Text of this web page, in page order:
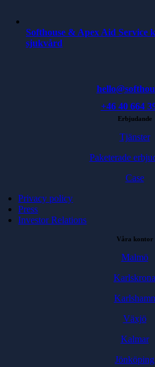
Softhouse & Apex Aid Service
sjukvård
+46 40 664
Erbjudande
Tjänster
Paketerade
Case
Privacy policy
Press
Investor Relations
Våra kontor
Malmö
Karlskrona
Karlshamn
Växjö
Kalmar
Jönköping